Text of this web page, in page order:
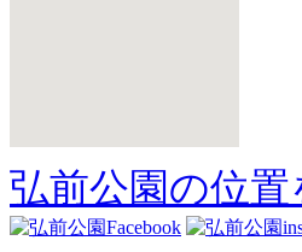
弘前公園の位